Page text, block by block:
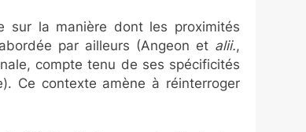
sur la manière dont les proximités
par ailleurs (Angeon et alii.,
compte tenu de ses spécificités
Ce contexte amène à réinterroger